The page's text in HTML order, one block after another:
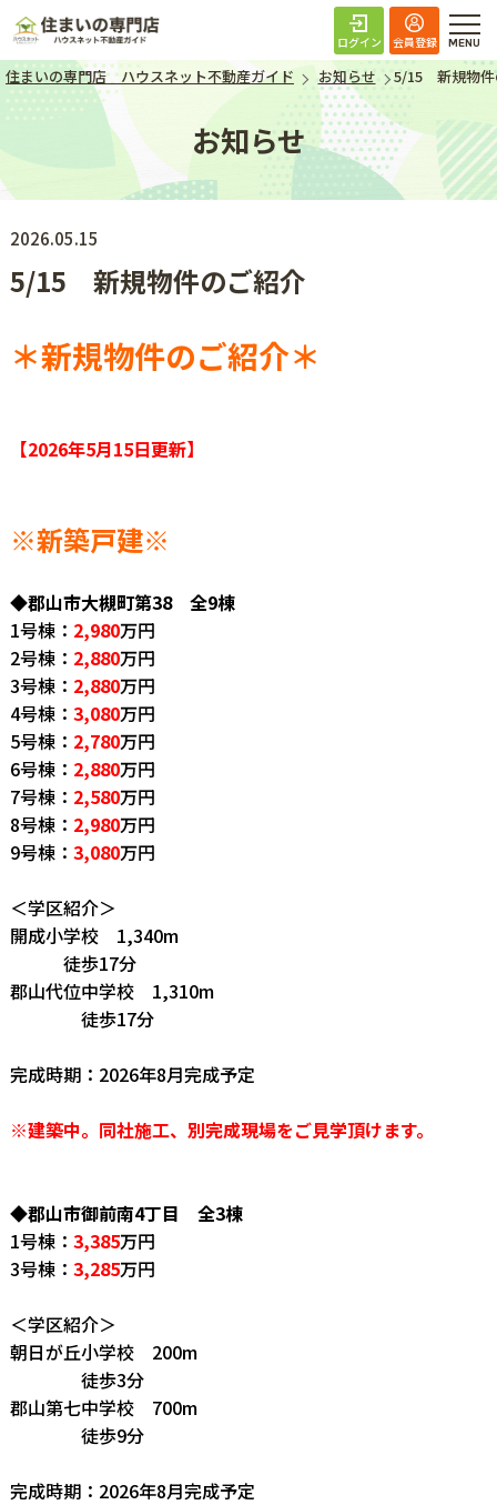
住まいの専門店 ハ
ログイン 会員登録
住まいの専門店 ハウスネット不動産ガイド お知らせ 5/15 新規物件
お知らせ
2026.05.15
5/15 新規物件のご紹介
＊新規物件のご紹介＊
【2026年5月15日更新】
※新築戸建※
◆郡山市大槻町第38 全9棟
1号棟： 2,980万円
2号棟： 2,880万円
3号棟： 2,880万円
4号棟： 3,080万円
5号棟： 2,780万円
6号棟： 2,880万円
7号棟： 2,580万円
8号棟： 2,980万円
9号棟： 3,080万円
＜学区紹介＞
開成小学校 1,340m
徒歩17分
郡山代位中学校 1,310m
徒歩17分
完成時期：2026年8月完成予定
※建築中。同社施工、別完成現場をご見学頂けます。
◆郡山市御前南4丁目 全3棟
1号棟： 3,385万円
3号棟： 3,285万円
＜学区紹介＞
朝日が丘小学校 200m
徒歩3分
郡山第七中学校 700m
徒歩9分
完成時期：2026年8月完成予定